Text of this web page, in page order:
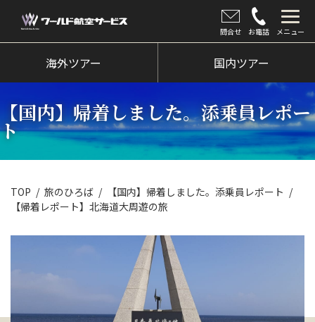
問合せ お電話 メニュー
海外ツアー
クルーズツアー
ツアー催行状況
旅のひろば
イベント
会社情報
海外ツアー 国内ツアー
【国内】帰着しました。添乗員レポー
ト
TOP 旅のひろば
【国内】帰着しました。添乗員レポート
【帰着レポート】北海道大周遊の旅